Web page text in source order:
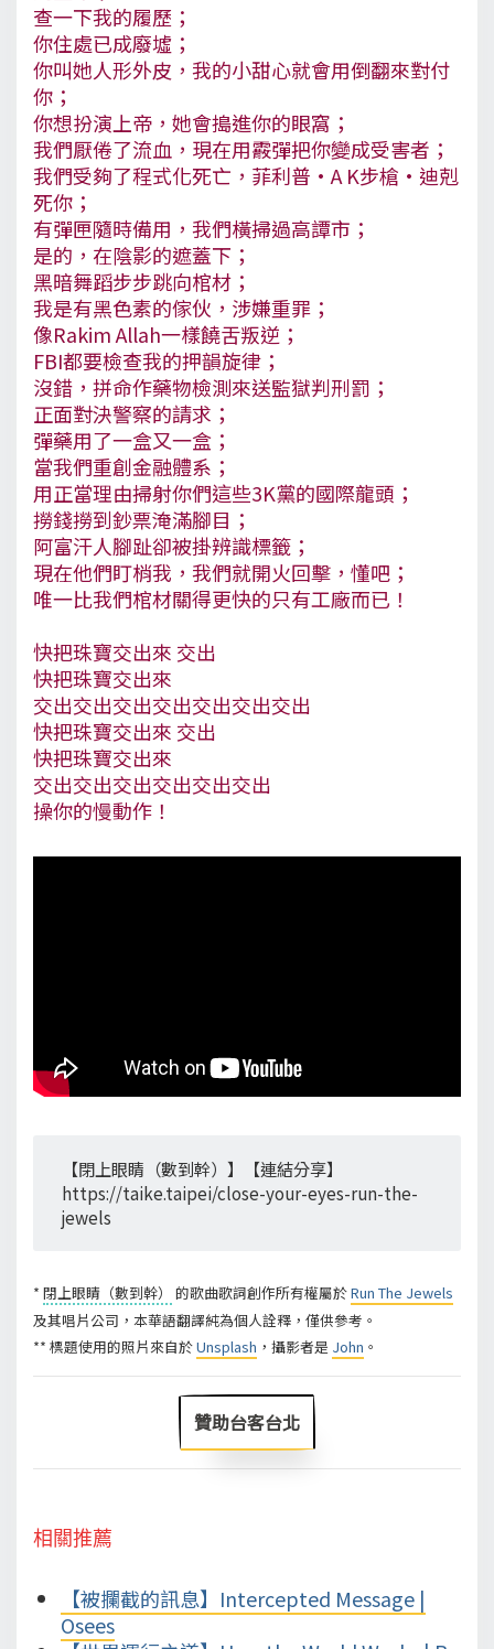
查一下我的履歷；
你住處已成廢墟；
你叫她人形外皮，我的小甜心就會用倒翻來對付
你；
你想扮演上帝，她會搗進你的眼窩；
我們厭倦了流血，現在用霰彈把你變成受害者；
我們受夠了程式化死亡，菲利普·A K步槍·迪剋
死你；
有彈匣隨時備用，我們橫掃過高譚市；
是的，在陰影的遮蓋下；
黑暗舞蹈步步跳向棺材；
我是有黑色素的傢伙，涉嫌重罪；
像Rakim Allah一樣饒舌叛逆；
FBI都要檢查我的押韻旋律；
沒錯，拼命作藥物檢測來送監獄判刑罰；
正面對決警察的請求；
彈藥用了一盒又一盒；
當我們重創金融體系；
用正當理由掃射你們這些3K黨的國際龍頭；
撈錢撈到鈔票淹滿腳目；
阿富汗人腳趾卻被掛辨識標籤；
現在他們盯梢我，我們就開火回擊，懂吧；
唯一比我們棺材關得更快的只有工廠而已！
快把珠寶交出來 交出
快把珠寶交出來
交出交出交出交出交出交出交出
快把珠寶交出來 交出
快把珠寶交出來
交出交出交出交出交出交出
操你的慢動作！
【閉上眼睛（數到幹）】【連結分享】
https://taike.taipei/close-your-eyes-run-the-
jewels
* 閉上眼睛（數到幹） 的歌曲歌詞創作所有權屬於Run The Jewels
及其唱片公司，本華語翻譯純為個人詮釋，僅供參考。
** 標題使用的照片來自於Unsplash ，攝影者是 John 。
贊助台客台北
相關推薦
【被攔截的訊息】Intercepted Message |
Osees